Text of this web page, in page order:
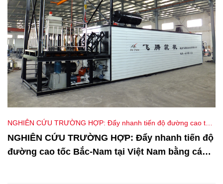
NGHIÊN CỨU TRƯỜNG HỢP: Đẩy nhanh tiến độ đường cao tốc
Bắc-Nam tại Việt Nam bằng các nhà máy điện PMB công suất lớn
NGHIÊN CỨU TRƯỜNG HỢP: Đẩy nhanh tiến độ
đường cao tốc Bắc-Nam tại Việt Nam bằng các